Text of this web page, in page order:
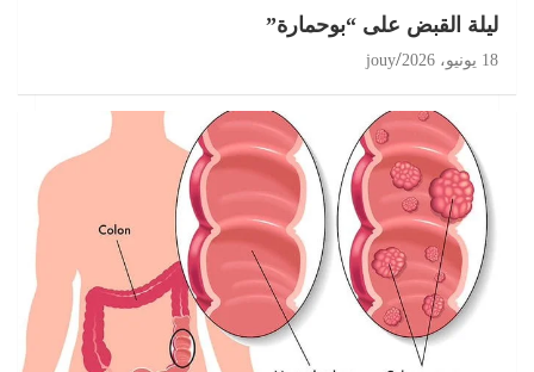
ليلة القبض على “بوحمارة”
18 يونيو، 2026 jouy